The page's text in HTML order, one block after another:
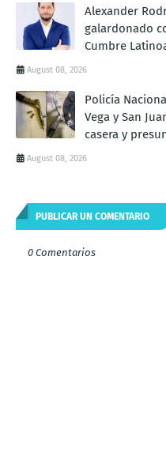
Alexander
galardonado
Cumbre
August 08, 2026
Policía
Vega y San
casera y
August 08, 2026
PUBLICAR UN COMENTARIO
0 Comentarios